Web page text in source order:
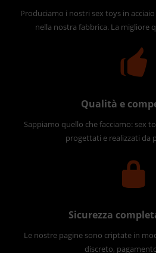
Produciamo i nostri sex toys in
nella nostra fabbrica. La migliore
Qualità e
Sappiamo quello che facciamo: sex
progettati e realizzati da
Sicurezza
Le nostre pagine sono criptate in
discreto,